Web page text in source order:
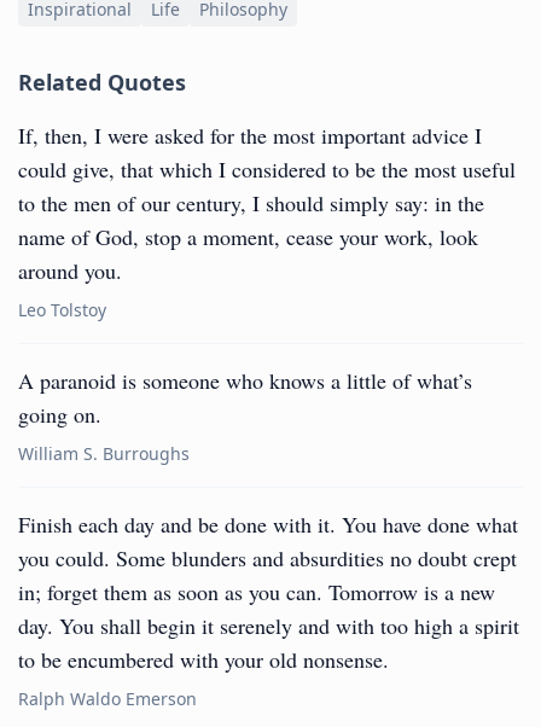
Inspirational Life Philosophy
Related Quotes
If, then, I were asked for the most important advice I
could give, that which I considered to be the most useful
to the men of our century, I should simply say: in the
name of God, stop a moment, cease your work, look
around you.
Leo Tolstoy
A paranoid is someone who knows a little of what’s
going on.
William S. Burroughs
Finish each day and be done with it. You have done what
you could. Some blunders and absurdities no doubt crept
in; forget them as soon as you can. Tomorrow is a new
day. You shall begin it serenely and with too high a spirit
to be encumbered with your old nonsense.
Ralph Waldo Emerson